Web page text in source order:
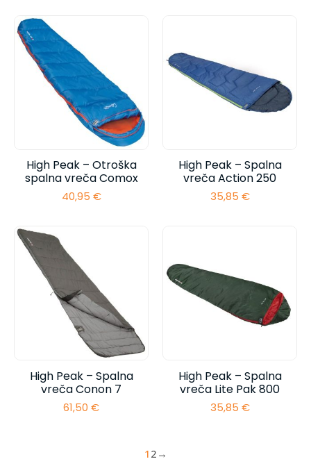
High Peak – Otroška
spalna vreča Comox
40,95 €
High Peak – Spalna
vreča Action 250
35,85 €
High Peak – Spalna
vreča Conon 7
61,50 €
High Peak – Spalna
vreča Lite Pak 800
35,85 €
1 2 →